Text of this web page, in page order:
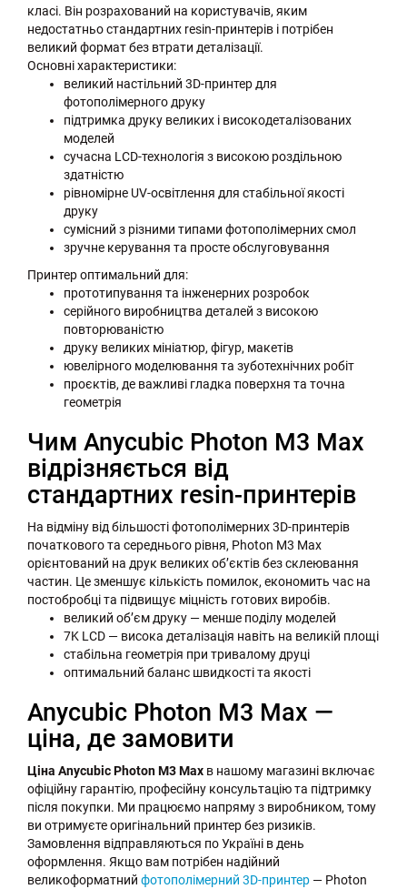
класі. Він розрахований на користувачів, яким
недостатньо стандартних resin-принтерів і потрібен
великий формат без втрати деталізації.
Основні характеристики:
великий настільний 3D-принтер для
фотополімерного друку
підтримка друку великих і високодеталізованих
моделей
сучасна LCD-технологія з високою роздільною
здатністю
рівномірне UV-освітлення для стабільної якості
друку
сумісний з різними типами фотополімерних смол
зручне керування та просте обслуговування
Принтер оптимальний для:
прототипування та інженерних розробок
серійного виробництва деталей з високою
повторюваністю
друку великих мініатюр, фігур, макетів
ювелірного моделювання та зуботехнічних робіт
проєктів, де важливі гладка поверхня та точна
геометрія
Чим Anycubic Photon M3 Max
відрізняється від
стандартних resin-принтерів
На відміну від більшості фотополімерних 3D-принтерів
початкового та середнього рівня, Photon M3 Max
орієнтований на друк великих об’єктів без склеювання
частин. Це зменшує кількість помилок, економить час на
постобробці та підвищує міцність готових виробів.
великий об’єм друку — менше поділу моделей
7K LCD — висока деталізація навіть на великій площі
стабільна геометрія при тривалому друці
оптимальний баланс швидкості та якості
Anycubic Photon M3 Max —
ціна, де замовити
Ціна Anycubic Photon M3 Max в нашому магазині включає
офіційну гарантію, професійну консультацію та підтримку
після покупки. Ми працюємо напряму з виробником, тому
ви отримуєте оригінальний принтер без ризиків.
Замовлення відправляються по Україні в день
оформлення. Якщо вам потрібен надійний
великоформатний фотополімерний 3D-принтер — Photon